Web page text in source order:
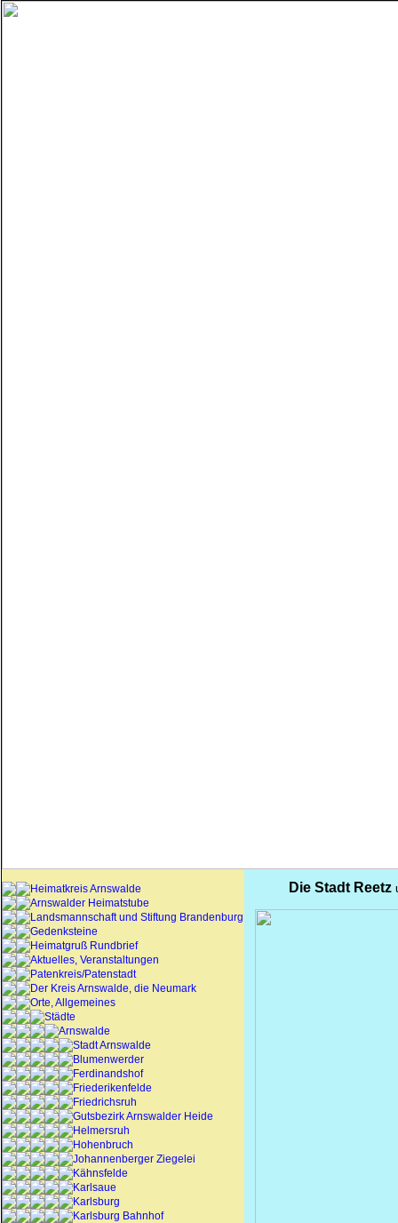
Heimatkreis Arnswalde
Arnswalder Heimatstube
Landsmannschaft und Stiftung Brandenburg
Gedenksteine
Heimatgruß Rundbrief
Aktuelles, Veranstaltungen
Patenkreis/Patenstadt
Der Kreis Arnswalde, die Neumark
Orte, Allgemeines
Städte
Arnswalde
Stadt Arnswalde
Blumenwerder
Ferdinandshof
Friederikenfelde
Friedrichsruh
Gutsbezirk Arnswalder Heide
Helmersruh
Hohenbruch
Johannenberger Ziegelei
Kähnsfelde
Karlsaue
Karlsburg
Karlsburg Bahnhof
Die Stadt Reetz